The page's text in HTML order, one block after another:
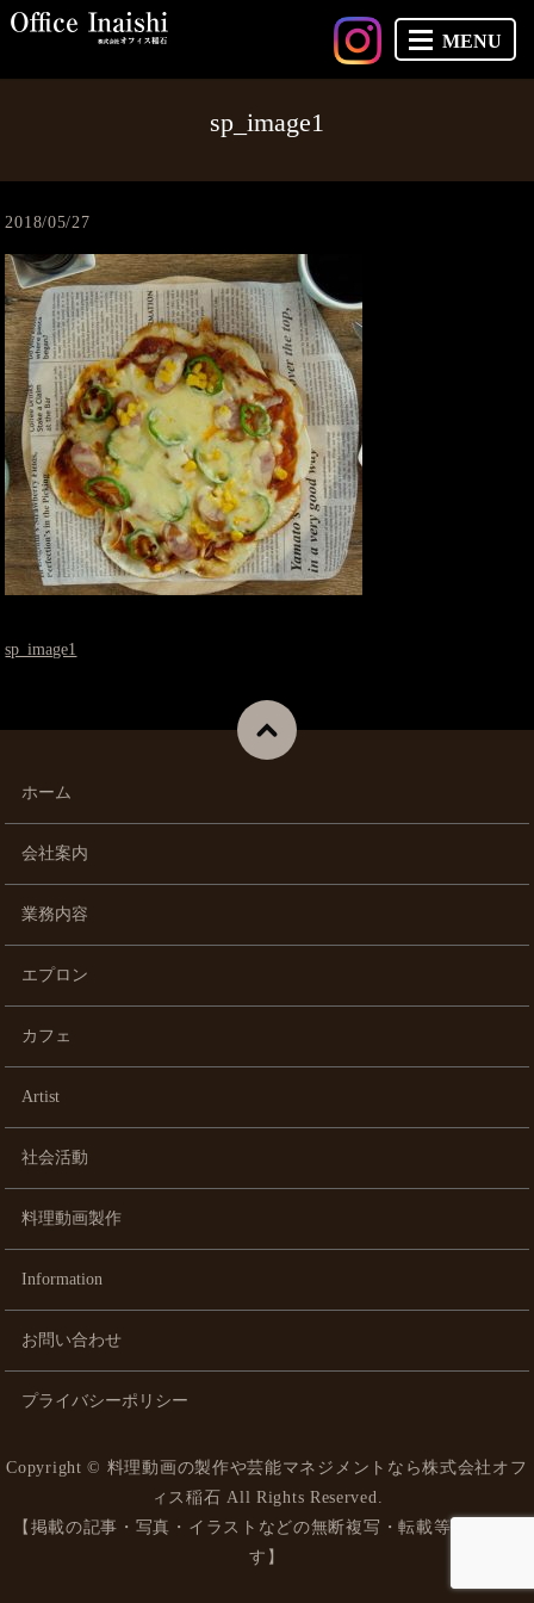
MENU
sp_image1
2018/05/27
sp_image1
ホーム
会社案内
業務内容
エプロン
カフェ
Artist
社会活動
料理動画製作
Information
お問い合わせ
プライバシーポリシー
Copyright © 料理動画の製作や芸能マネジメントなら株式会社オフ
ィス稲石 All Rights Reserved.
【掲載の記事・写真・イラストなどの無断複写・転載等を禁じま
す】